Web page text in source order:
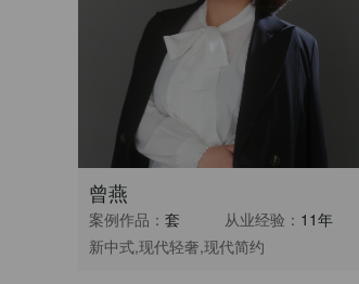
曾燕
案例作品： 套 从业经验： 11年
新中式,现代轻奢,现代简约